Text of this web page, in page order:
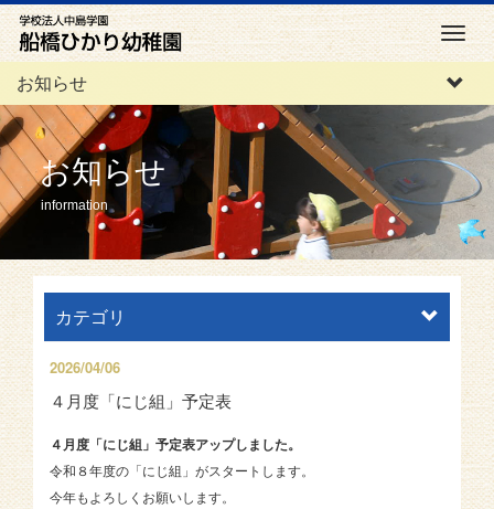
M
e
n
u
お知らせ
お知らせ
information
カテゴリ
2026/04/06
４月度「にじ組」予定表
４月度「にじ組」予定表アップしました。
令和８年度の「にじ組」がスタートします。
今年もよろしくお願いします。